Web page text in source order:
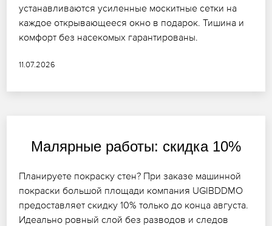
устанавливаются усиленные москитные сетки на
каждое открывающееся окно в подарок. Тишина и
комфорт без насекомых гарантированы.
11.07.2026
Малярные работы: скидка 10%
Планируете покраску стен? При заказе машинной
покраски большой площади компания UGIBDDMO
предоставляет скидку 10% только до конца августа.
Идеально ровный слой без разводов и следов